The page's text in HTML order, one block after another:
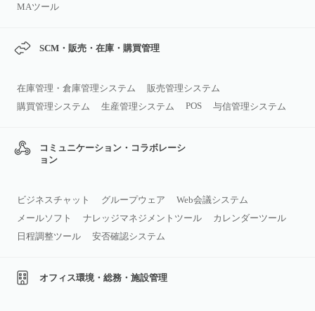
MAツール
SCM・販売・在庫・購買管理
在庫管理・倉庫管理システム
販売管理システム
購買管理システム
生産管理システム POS 与信管理システム
コミュニケーション・コラボレーシ
ョン
ビジネスチャット グループウェア
Web会議システム
メールソフト
ナレッジマネジメントツール
カレンダーツール
日程調整ツール
安否確認システム
オフィス環境・総務・施設管理